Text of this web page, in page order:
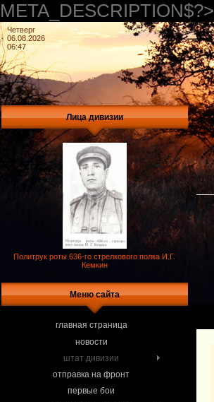
META_DESCRIPTION$?>
Четверг
06.08.2026
06:47
Лица дивизии
Политрук роты 636-го стрелкового полка И.Г.
Кемкин
Меню сайта
главная страница
новости
штат дивизии
отправка на фронт
первые бои